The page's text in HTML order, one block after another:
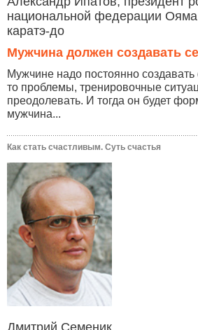
национальной федерации Ояма
каратэ-до
Мужчина должен создавать
Мужчине надо постоянно
то проблемы, тренировочные
преодолевать. И тогда он будет
мужчина...
Как стать счастливым. Суть счастья
Дмитрий Семеник